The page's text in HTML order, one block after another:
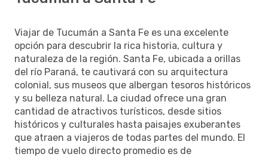
Viajar de Tucumán a Santa Fe es una excelente
opción para descubrir la rica historia, cultura y
naturaleza de la región. Santa Fe, ubicada a orillas
del río Paraná, te cautivará con su arquitectura
colonial, sus museos que albergan tesoros históricos
y su belleza natural. La ciudad ofrece una gran
cantidad de atractivos turísticos, desde sitios
históricos y culturales hasta paisajes exuberantes
que atraen a viajeros de todas partes del mundo. El
tiempo de vuelo directo promedio es de